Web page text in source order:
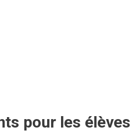
pour les